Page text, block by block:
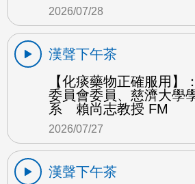
2026/07/28
漢聲下午茶
【化痰藥物正確服用】
委員會委員、慈濟大學
系 賴尚志教授 FM
2026/07/27
漢聲下午茶